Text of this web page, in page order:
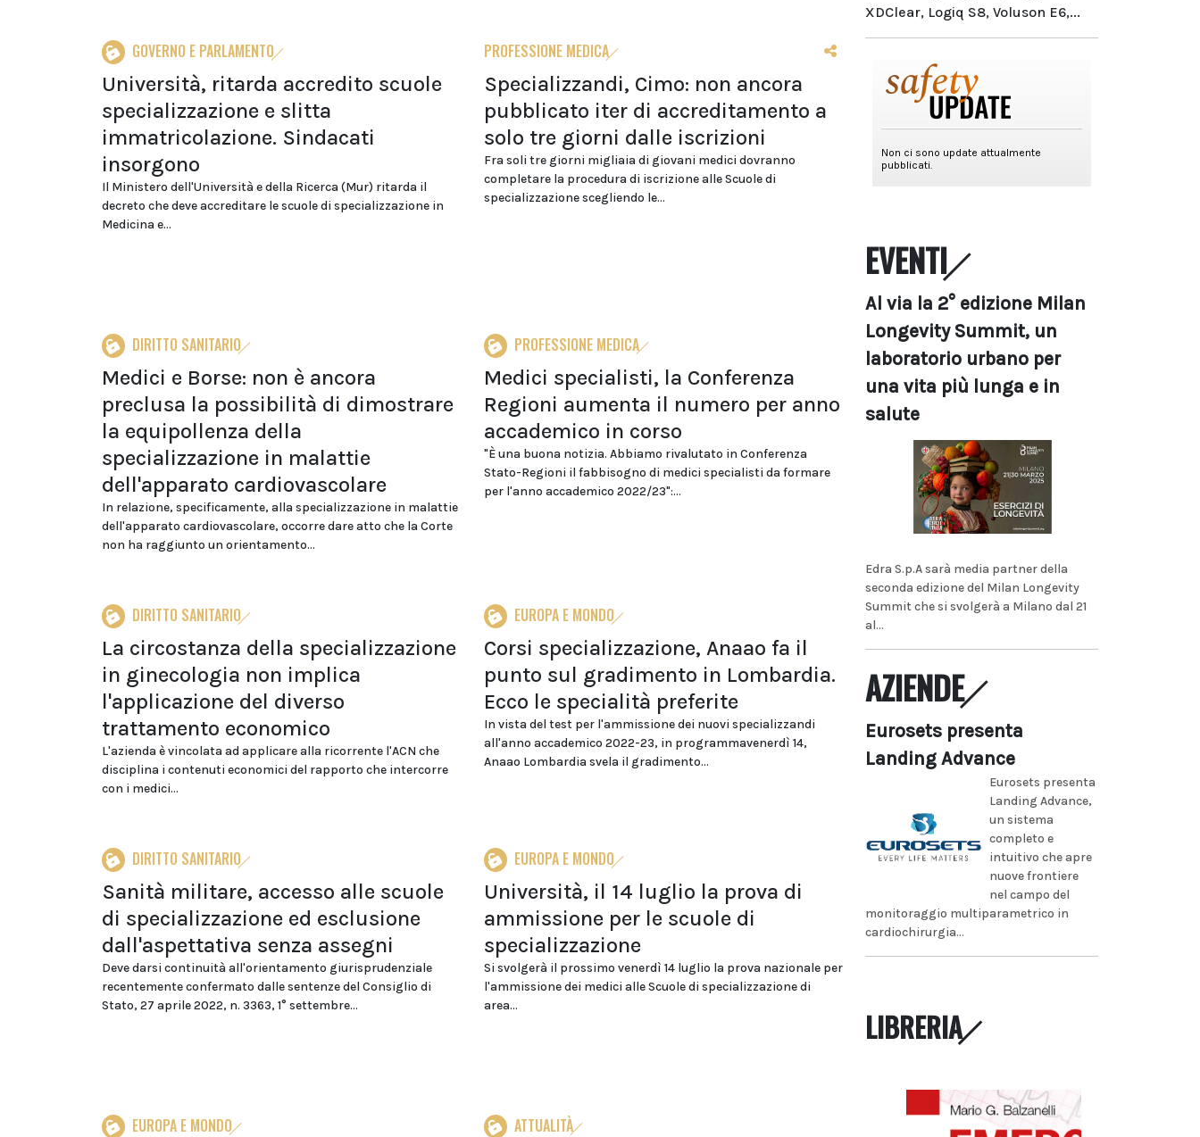
GOVERNO E PARLAMENTO
Università, ritarda accredito scuole
specializzazione e slitta
immatricolazione. Sindacati
insorgono
Il Ministero dell'Università e della Ricerca (Mur) ritarda il
decreto che deve accreditare le scuole di specializzazione in
Medicina e...
PROFESSIONE MEDICA
Specializzandi, Cimo: non ancora
pubblicato iter di accreditamento a
solo tre giorni dalle iscrizioni
Fra soli tre giorni migliaia di giovani medici dovranno
completare la procedura di iscrizione alle Scuole di
specializzazione scegliendo le...
DIRITTO SANITARIO
Medici e Borse: non è ancora
preclusa la possibilità di dimostrare
la equipollenza della
specializzazione in malattie
dell'apparato cardiovascolare
In relazione, specificamente, alla specializzazione in malattie
dell'apparato cardiovascolare, occorre dare atto che la Corte
non ha raggiunto un orientamento...
PROFESSIONE MEDICA
Medici specialisti, la Conferenza
Regioni aumenta il numero per anno
accademico in corso
"È una buona notizia. Abbiamo rivalutato in Conferenza
Stato-Regioni il fabbisogno di medici specialisti da formare
per l'anno accademico 2022/23":...
DIRITTO SANITARIO
La circostanza della specializzazione
in ginecologia non implica
l'applicazione del diverso
trattamento economico
L'azienda è vincolata ad applicare alla ricorrente l'ACN che
disciplina i contenuti economici del rapporto che intercorre
con i medici...
EUROPA E MONDO
Corsi specializzazione, Anaao fa il
punto sul gradimento in Lombardia.
Ecco le specialità preferite
In vista del test per l'ammissione dei nuovi specializzandi
all'anno accademico 2022-23, in programmavenerdì 14,
Anaao Lombardia svela il gradimento...
DIRITTO SANITARIO
Sanità militare, accesso alle scuole
di specializzazione ed esclusione
dall'aspettativa senza assegni
Deve darsi continuità all'orientamento giurisprudenziale
recentemente confermato dalle sentenze del Consiglio di
Stato, 27 aprile 2022, n. 3363, 1° settembre...
EUROPA E MONDO
Università, il 14 luglio la prova di
ammissione per le scuole di
specializzazione
Si svolgerà il prossimo venerdì 14 luglio la prova nazionale per
l'ammissione dei medici alle Scuole di specializzazione di
area...
EUROPA E MONDO ATTUALITÀ
XDClear, Logiq S8, Voluson E6,...
EVENTI
Al via la 2° edizione Milan
Longevity Summit, un
laboratorio urbano per
una vita più lunga e in
salute
Edra S.p.A sarà media partner della
seconda edizione del Milan Longevity
Summit che si svolgerà a Milano dal 21
al...
AZIENDE
Eurosets presenta
Landing Advance
Eurosets presenta
Landing Advance,
un sistema
completo e
intuitivo che apre
nuove frontiere
nel campo del
monitoraggio multiparametrico in
cardiochirurgia...
LIBRERIA